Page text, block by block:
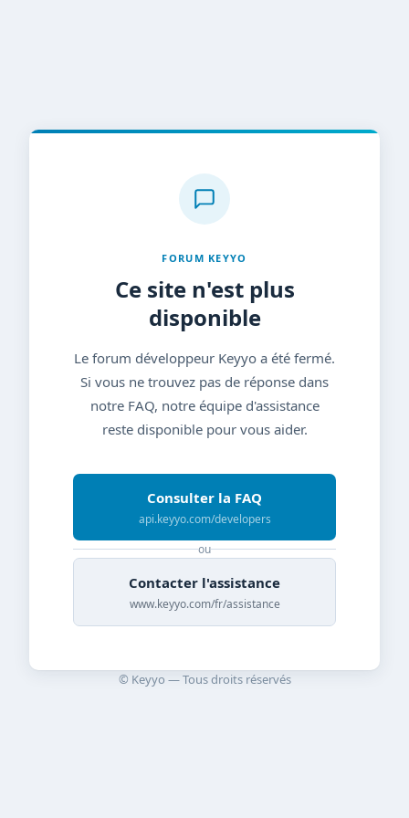
FORUM KEYYO
Ce site n'est plus
disponible
Le forum développeur Keyyo a été fermé.
Si vous ne trouvez pas de réponse dans
notre FAQ, notre équipe d'assistance
reste disponible pour vous aider.
Consulter la FAQ
api.keyyo.com/developers
ou
Contacter l'assistance
www.keyyo.com/fr/assistance
© Keyyo — Tous droits réservés